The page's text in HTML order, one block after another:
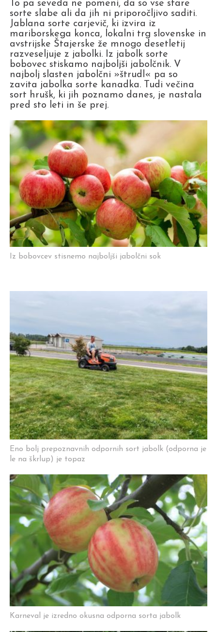
To pa seveda ne pomeni, da so vse stare
sorte slabe ali da jih ni priporočljivo saditi.
Jablana sorte carjevič, ki izvira iz
mariborskega konca, lokalni trg slovenske in
avstrijske Štajerske že mnogo desetletij
razveseljuje z jabolki. Iz jabolk sorte
bobovec stiskamo najboljši jabolčnik. V
najbolj slasten jabolčni »štrudl« pa so
zavita jabolka sorte kanadka. Tudi večina
sort hrušk, ki jih poznamo danes, je nastala
pred sto leti in še prej.
Iz bobovcev stisnemo najboljši jabolčni sok
Eno bolj prepoznavnih odpornih sort jabolk (odporna je
le na škrlup) je topaz
Karneval je izredno okusna odporna sorta jabolk